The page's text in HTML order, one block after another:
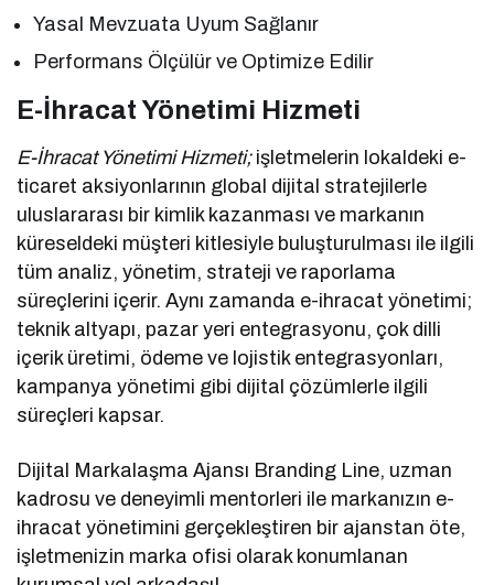
Yasal Mevzuata Uyum Sağlanır
Performans Ölçülür ve Optimize Edilir
E-İhracat Yönetimi Hizmeti
E-İhracat Yönetimi Hizmeti;işletmelerin lokaldeki e-
ticaret aksiyonlarının global dijital stratejilerle
uluslararası bir kimlik kazanması ve markanın
küreseldeki müşteri kitlesiyle buluşturulması ile ilgili
tüm analiz, yönetim, strateji ve raporlama
süreçlerini içerir. Aynı zamanda e-ihracat yönetimi;
teknik altyapı, pazar yeri entegrasyonu, çok dilli
içerik üretimi, ödeme ve lojistik entegrasyonları,
kampanya yönetimi gibi dijital çözümlerle ilgili
süreçleri kapsar.
Dijital Markalaşma Ajansı Branding Line, uzman
kadrosu ve deneyimli mentorleri ile markanızın e-
ihracat yönetimini gerçekleştiren bir ajanstan öte,
işletmenizin marka ofisi olarak konumlanan